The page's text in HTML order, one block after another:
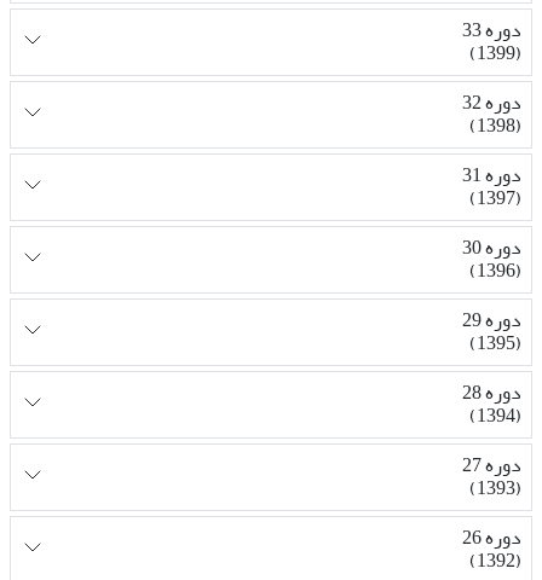
دوره 33
(1399)
دوره 32
(1398)
دوره 31
(1397)
دوره 30
(1396)
دوره 29
(1395)
دوره 28
(1394)
دوره 27
(1393)
دوره 26
(1392)